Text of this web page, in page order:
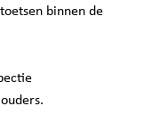
binnen de